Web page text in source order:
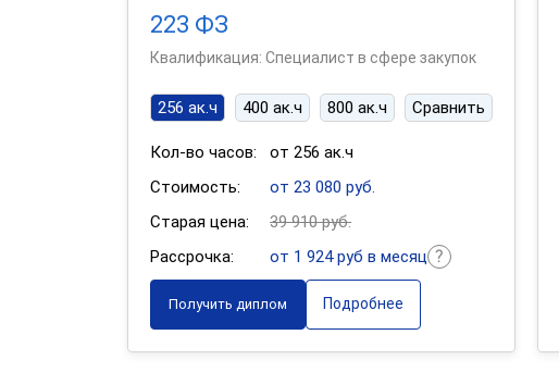
223 ФЗ
Квалификация: Специалист в сфере закупок
256 ак.ч 400 ак.ч 800 ак.ч Сравнить
Кол-во часов:
от 256 ак.ч
Стоимость:
от 23 080 руб.
Старая цена:
39 910 руб.
Рассрочка:
от 1 924 руб в месяц
Получить диплом Подробнее